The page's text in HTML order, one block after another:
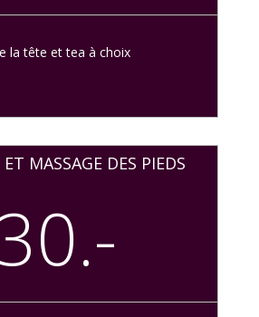
la tête et tea à choix
MASSAGE DES PIEDS